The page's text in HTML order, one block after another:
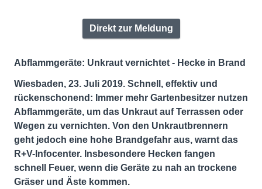
Direkt zur Meldung
Abflammgeräte: Unkraut vernichtet - Hecke in Brand
Wiesbaden, 23. Juli 2019. Schnell, effektiv und
rückenschonend: Immer mehr Gartenbesitzer nutzen
Abflammgeräte, um das Unkraut auf Terrassen oder
Wegen zu vernichten. Von den Unkrautbrennern
geht jedoch eine hohe Brandgefahr aus, warnt das
R+V-Infocenter. Insbesondere Hecken fangen
schnell Feuer, wenn die Geräte zu nah an trockene
Gräser und Äste kommen.